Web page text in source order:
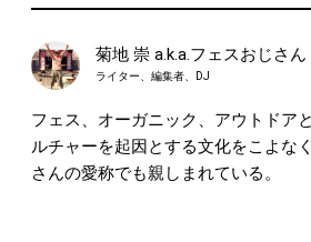
菊地 崇 a.k.a.フェスおじさん
ライター、編集者、DJ
フェス、オーガニック、アウトドア
ルチャーを起因とする文化をこよな
さんの愛称でも親しまれている。